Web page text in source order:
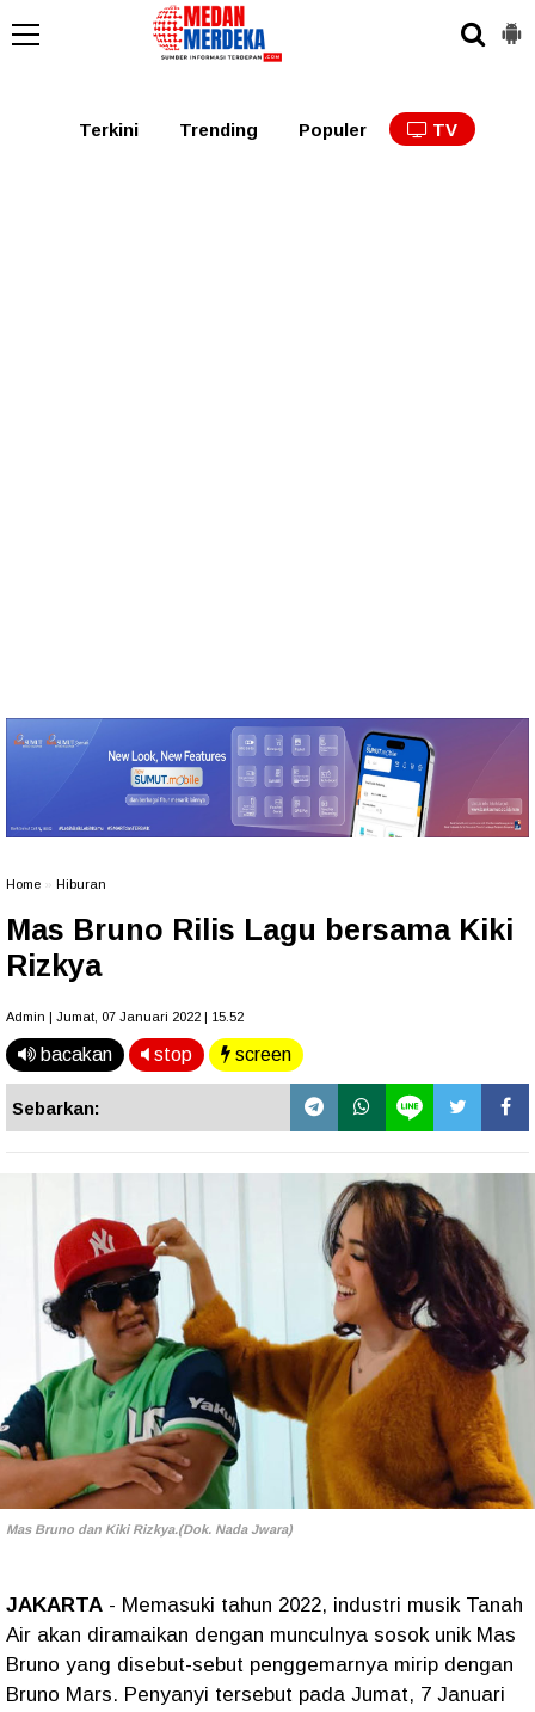
Tabagsel Tapanuli
Terkini Trending Populer TV
Home Hiburan
Mas Bruno Rilis Lagu bersama Kiki
Rizkya
Admin | Jumat, 07 Januari 2022 | 15.52
bacakan stop screen
Sebarkan:
Mas Bruno dan Kiki Rizkya.(Dok. Nada Jwara)
JAKARTA - Memasuki tahun 2022, industri musik Tanah
Air akan diramaikan dengan munculnya sosok unik Mas
Bruno yang disebut-sebut penggemarnya mirip dengan
Bruno Mars. Penyanyi tersebut pada Jumat, 7 Januari